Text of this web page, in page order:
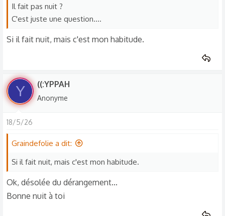
Il fait pas nuit ?
C'est juste une question....
Si il fait nuit, mais c'est mon habitude.
Y ((:YPPAH
Anonyme
18/5/26
Graindefolie a dit:
Si il fait nuit, mais c'est mon habitude.
Ok, désolée du dérangement...
Bonne nuit à toi